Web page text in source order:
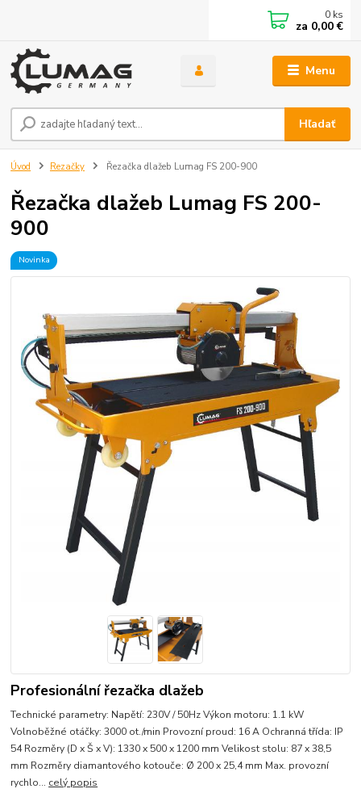
Menu
Hľadať
0 ks
za 0,00 €
Úvod Rezačky Řezačka dlažeb Lumag FS 200-900
Řezačka dlažeb Lumag FS 200-
900
Novinka
Profesionální řezačka dlažeb
Technické parametry: Napětí: 230V / 50Hz Výkon motoru: 1.1 kW
Volnoběžné otáčky: 3000 ot./min Provozní proud: 16 A Ochranná třída: IP
54 Rozměry (D x Š x V): 1330 x 500 x 1200 mm Velikost stolu: 87 x 38,5
mm Rozměry diamantového kotouče: Ø 200 x 25,4 mm Max. provozní
rychlo... celý popis